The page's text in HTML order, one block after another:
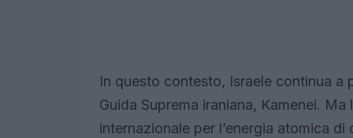
In questo contesto, Israele continua a
Guida Suprema iraniana, Kamenei. Ma
internazionale per l’energia atomica